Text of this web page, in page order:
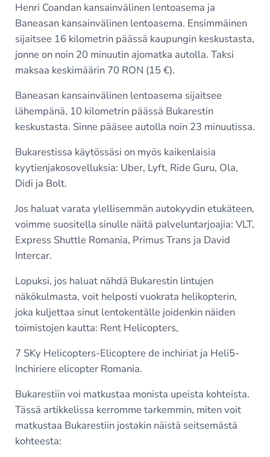
Henri Coandan kansainvälinen lentoasema ja
Baneasan kansainvälinen lentoasema. Ensimmäinen
sijaitsee 16 kilometrin päässä kaupungin keskustasta,
jonne on noin 20 minuutin ajomatka autolla. Taksi
maksaa keskimäärin 70 RON (15 €).
Baneasan kansainvälinen lentoasema sijaitsee
lähempänä, 10 kilometrin päässä Bukarestin
keskustasta. Sinne pääsee autolla noin 23 minuutissa.
Bukarestissa käytössäsi on myös kaikenlaisia
kyytienjakosovelluksia: Uber, Lyft, Ride Guru, Ola,
Didi ja Bolt.
Jos haluat varata ylellisemmän autokyydin etukäteen,
voimme suositella sinulle näitä palveluntarjoajia: VLT,
Express Shuttle Romania, Primus Trans ja David
Intercar.
Lopuksi, jos haluat nähdä Bukarestin lintujen
näkökulmasta, voit helposti vuokrata helikopterin,
joka kuljettaa sinut lentokentälle joidenkin näiden
toimistojen kautta: Rent Helicopters,
7 SKy Helicopters-Elicoptere de inchiriat ja Heli5-
Inchiriere elicopter Romania.
Bukarestiin voi matkustaa monista upeista kohteista.
Tässä artikkelissa kerromme tarkemmin, miten voit
matkustaa Bukarestiin jostakin näistä seitsemästä
kohteesta: